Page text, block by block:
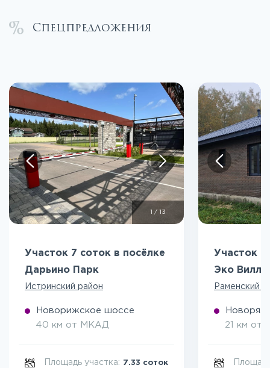
Спецпредложения
/ 13
Участок 7 соток в посёлке
Дарьино Парк
Истринский район
Новорижское шоссе
40 км от МКАД
Площадь участка: 7.33 соток
Участок 5
Эко
Раменский
21 км от